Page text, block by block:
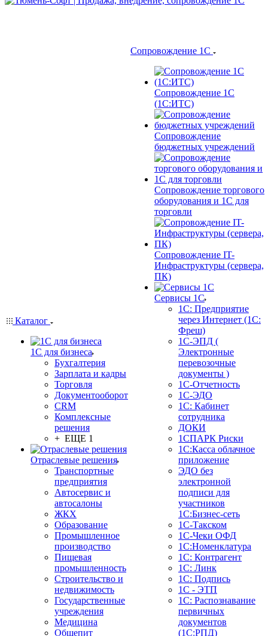
Каталог
1С для бизнеса
Бухгалтерия
Зарплата и кадры
Торговля
Документооборот
CRM
Комплексные
решения
+ ЕЩЕ 1
Отраслевые решения
Транспортные
предприятия
Автосервис и
автосалоны
ЖКХ
Образование
Промышленное
производство
Пищевая
промышленность
Строительство и
недвижимость
Государственные
учреждения
Медицина
Общепит
Сопровождение 1С
Сопровождение 1С
(1С:ИТС)
Сопровождение
бюджетных учреждений
Сопровождение торгового
оборудования и 1С для
торговли
Сопровождение IT-
Инфраструктуры (сервера,
ПК)
Сервисы 1С
1С: Предприятие
через Интернет (1С:
Фреш)
1С-ЭПД (
Электронные
перевозочные
документы )
1С-Отчетность
1С-ЭДО
1С: Кабинет
сотрудника
ДОКИ
1СПАРК Риски
1С:Касса облачное
приложение
ЭДО без
электронной
подписи для
участников
1С:Бизнес-сеть
1С-Такском
1С-Чеки ОФД
1С:Номенклатура
1С: Контрагент
1С: Линк
1С: Подпись
1С - ЭТП
1С: Распознавание
первичных
документов
(1С:РПД)